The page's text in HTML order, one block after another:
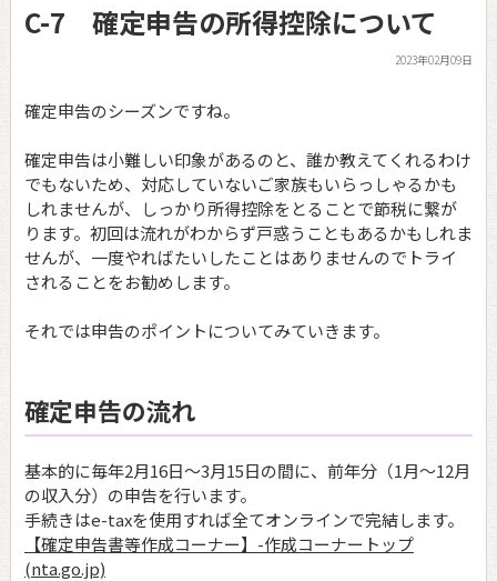
C-7 確定申告の所得控除について
2023年02月09日
確定申告のシーズンですね。
確定申告は小難しい印象があるのと、誰か教えてくれるわけ
でもないため、対応していないご家族もいらっしゃるかも
しれませんが、しっかり所得控除をとることで節税に繋が
ります。初回は流れがわからず戸惑うこともあるかもしれま
せんが、一度やればたいしたことはありませんのでトライ
されることをお勧めします。
それでは申告のポイントについてみていきます。
確定申告の流れ
基本的に毎年2月16日～3月15日の間に、前年分（1月～12月
の収入分）の申告を行います。
手続きはe-taxを使用すれば全てオンラインで完結します。
【確定申告書等作成コーナー】-作成コーナートップ
(nta.go.jp)